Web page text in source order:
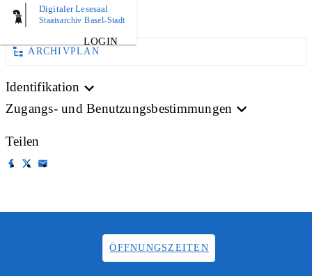
Digitaler Lesesaal
Staatsarchiv Basel-Stadt
LOGIN
BILD
ARCHIVPLAN
Identifikation
Zugangs- und Benutzungsbestimmungen
Teilen
ÖFFNUNGSZEITEN